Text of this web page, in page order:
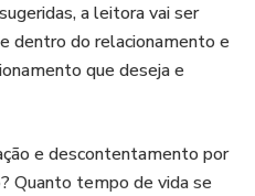
a leitora vai ser
dentro do relacionamento e
que deseja e
e descontentamento por
Quanto tempo de vida se